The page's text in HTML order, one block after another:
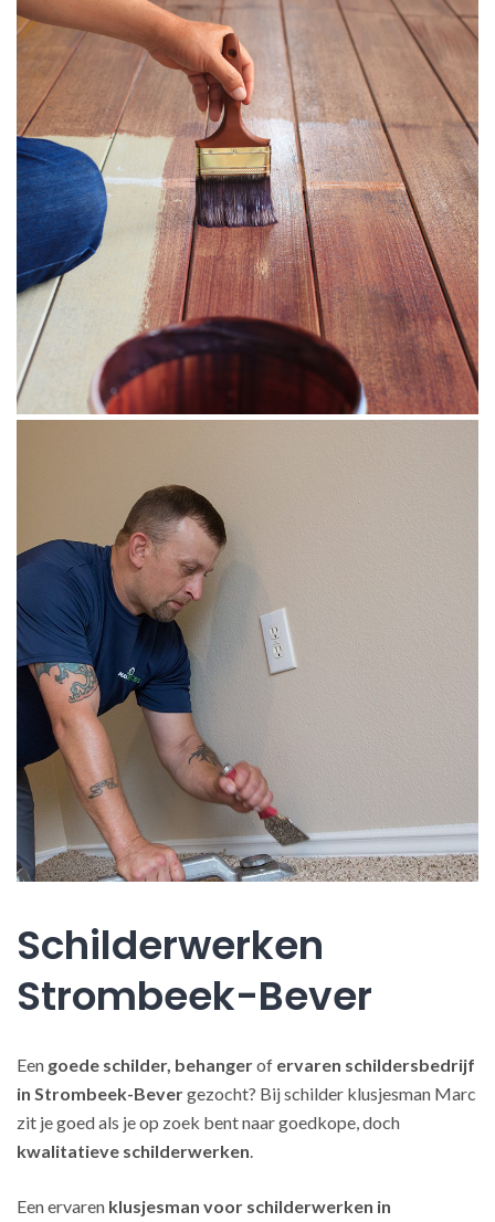
Schilderwerken
Strombeek-Bever
Een goede schilder, behangerof ervaren schildersbedrijf
in Strombeek-Bevergezocht? Bij schilder klusjesman Marc
zit je goed als je op zoek bent naar goedkope, doch
kwalitatieve schilderwerken.
Een ervaren klusjesman voor schilderwerken in